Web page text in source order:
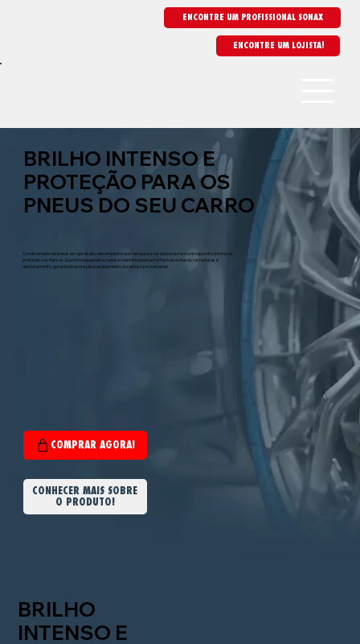
ENCONTRE UM PROFISSIONAL SONAX
ENCONTRE UM LOJISTA!
BRILHO INTENSO E
PROTEÇÃO PARA OS
PNEUS DO SEU CARRO
Condicionador de pneus em gel de alto desempenho que restaura a cor da borracha e entrega brilho intenso e
profundo nos flancos. Sua fórmula penetra, nutre e mantém a borracha flexível, evitando rachaduras e
desbotamento, garantindo proteção e acabamento duradouro por semanas.
CONHECER MAIS SOBRE
O PRODUTO!
BRILHO
INTENSO E